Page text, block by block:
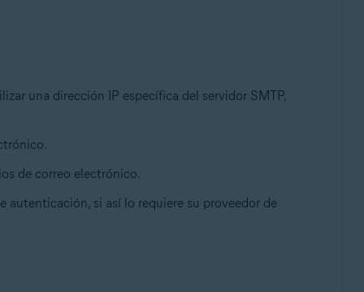
una dirección IP específica del servidor SMTP,
de correo electrónico.
autenticación, si así lo requiere su proveedor de